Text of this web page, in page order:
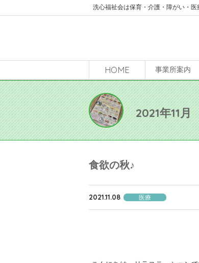
洗心福祉会は保育・介護・障がい・医
HOME 事業所案内
2021年11月
食欲の秋♪
2021.11.08 医療